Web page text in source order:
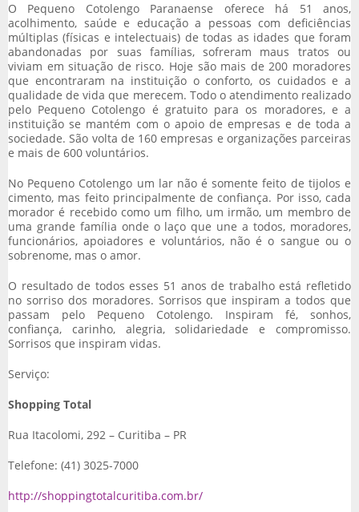
O Pequeno Cotolengo Paranaense oferece há 51 anos,
acolhimento, saúde e educação a pessoas com deficiências
múltiplas (físicas e intelectuais) de todas as idades que foram
abandonadas por suas famílias, sofreram maus tratos ou
viviam em situação de risco. Hoje são mais de 200 moradores
que encontraram na instituição o conforto, os cuidados e a
qualidade de vida que merecem. Todo o atendimento realizado
pelo Pequeno Cotolengo é gratuito para os moradores, e a
instituição se mantém com o apoio de empresas e de toda a
sociedade. São volta de 160 empresas e organizações parceiras
e mais de 600 voluntários.
No Pequeno Cotolengo um lar não é somente feito de tijolos e
cimento, mas feito principalmente de confiança. Por isso, cada
morador é recebido como um filho, um irmão, um membro de
uma grande família onde o laço que une a todos, moradores,
funcionários, apoiadores e voluntários, não é o sangue ou o
sobrenome, mas o amor.
O resultado de todos esses 51 anos de trabalho está refletido
no sorriso dos moradores. Sorrisos que inspiram a todos que
passam pelo Pequeno Cotolengo. Inspiram fé, sonhos,
confiança, carinho, alegria, solidariedade e compromisso.
Sorrisos que inspiram vidas.
Serviço:
Shopping Total
Rua Itacolomi, 292 – Curitiba – PR
Telefone: (41) 3025-7000
http://shoppingtotalcuritiba.com.br/